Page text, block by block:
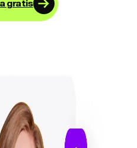
gratis